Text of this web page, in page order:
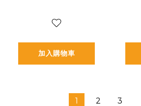
加入購物車
1 2 3